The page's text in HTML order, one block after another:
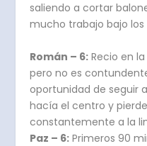
saliendo a cortar
mucho trabajo bajo los
Román – 6: Recio en
pero no es
oportunidad de seguir
hacía el centro y
constantemente a la
Paz – 6: Primeros 90